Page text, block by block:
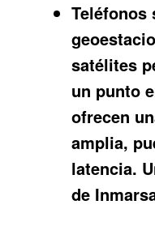
Teléfonos
satélites
un punto
ofrecen
amplia,
latencia.
de